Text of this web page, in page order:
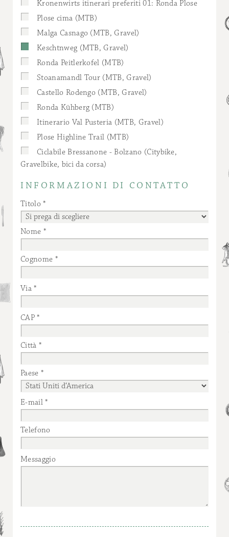
Kronenwirts itinerari preferiti 01: Ronda Plose
Plose cima (MTB)
Malga Casnago (MTB, Gravel)
Keschtnweg (MTB, Gravel)
Ronda Peitlerkofel (MTB)
Stoanamandl Tour (MTB, Gravel)
Castello Rodengo (MTB, Gravel)
Ronda Kühberg (MTB)
Itinerario Val Pusteria (MTB, Gravel)
Plose Highline Trail (MTB)
Ciclabile Bressanone - Bolzano (Citybike,
Gravelbike, bici da corsa)
INFORMAZIONI DI CONTATTO
Titolo
Nome
Cognome
Via
CAP
Città
Paese
E-mail
Telefono
Messaggio